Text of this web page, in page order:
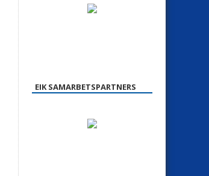
EIK SAMARBETSPARTNERS